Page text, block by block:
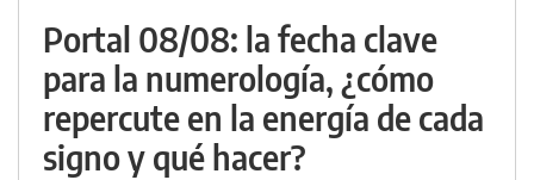
Portal 08/08: la fecha clave
para la numerología, ¿cómo
repercute en la energía de cada
signo y qué hacer?